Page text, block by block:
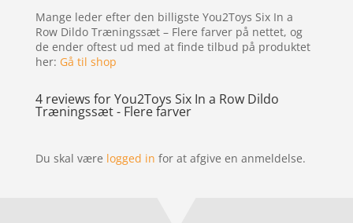
Mange leder efter den billigste You2Toys Six In a
Row Dildo Træningssæt – Flere farver på nettet, og
de ender oftest ud med at finde tilbud på produktet
her: Gå til shop
4 reviews forYou2Toys Six In a Row Dildo
Træningssæt - Flere farver
Du skal være logged in for at afgive en anmeldelse.